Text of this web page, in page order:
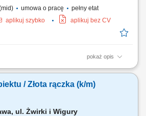
umowa o pracę
pełny etat
aplikuj szybko aplikuj bez CV
pokaż opis
Wynajmu realizuje wszystkie operacje
sprzedażowe kamperów, aby
Jest to praktyczna, zorientowana na
/ Złota rączka (k/m)
ul. Żwirki i Wigury